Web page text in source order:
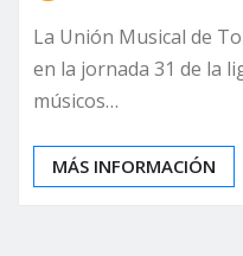
La Unión Musical de
en la jornada 31 de la
músicos…
MÁS INFORMACIÓN